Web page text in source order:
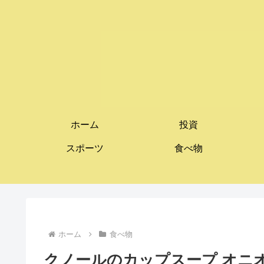
ホーム 投資
スポーツ 食べ物
ホーム 食べ物
クノールのカップスープ オニ